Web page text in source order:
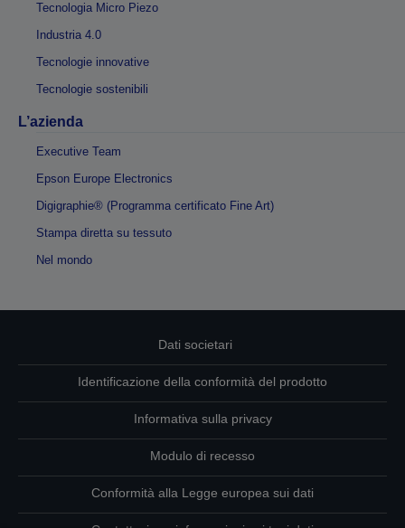
Tecnologia Micro Piezo
Industria 4.0
Tecnologie innovative
Tecnologie sostenibili
L’azienda
Executive Team
Epson Europe Electronics
Digigraphie® (Programma certificato Fine Art)
Stampa diretta su tessuto
Nel mondo
Dati societari
Identificazione della conformità del prodotto
Informativa sulla privacy
Modulo di recesso
Conformità alla Legge europea sui dati